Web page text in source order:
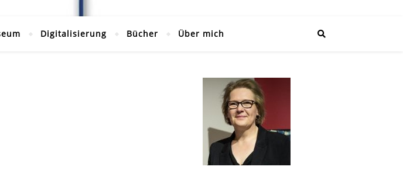
Digitalisierung Bücher Über mich